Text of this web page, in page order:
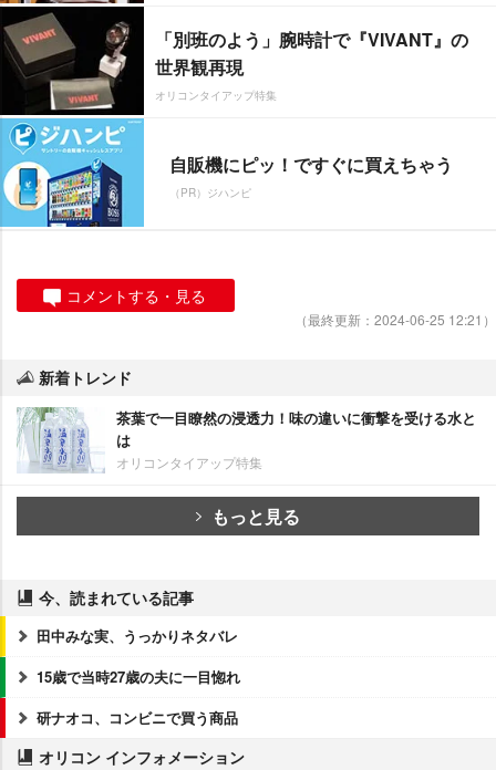
「別班のよう」腕時計で『VIVANT』の
世界観再現
オリコンタイアップ特集
自販機にピッ！ですぐに買えちゃう
（PR）ジハンピ
コメントする・見る
（最終更新：2024-06-25 12:21）
新着トレンド
茶葉で一目瞭然の浸透力！味の違いに衝撃を受ける水と
は
オリコンタイアップ特集
もっと見る
今、読まれている記事
田中みな実、うっかりネタバレ
15歳で当時27歳の夫に一目惚れ
研ナオコ、コンビニで買う商品
オリコン インフォメーション